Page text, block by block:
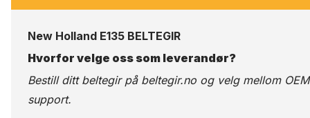
New Holland E135 BELTEGIR
Hvorfor velge oss som leverandør?
Bestill ditt beltegir på beltegir.no og velg mellom
support.